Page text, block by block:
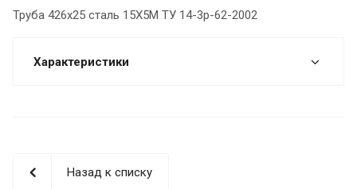
Труба 426х25 сталь 15Х5М ТУ 14-3р-62-2002
Характеристики
Назад к списку